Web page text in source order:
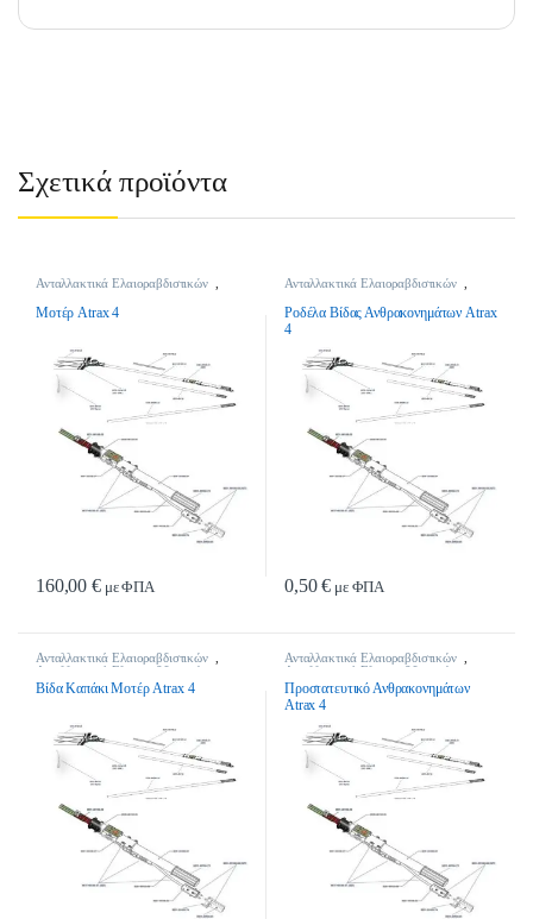
Σχετικά προϊόντα
Ανταλλακτικά Ελαιοραβδιστικών
Μοτέρ Atrax 4
160,00€με ΦΠΑ
Ανταλλακτικά Ελαιοραβδιστικών
Ροδέλα Βίδας Ανθρακονημάτων Atrax
4
0,50€ με ΦΠΑ
Ανταλλακτικά Ελαιοραβδιστικών ,
Ανταλλακτικά Ελαιοραβδιστικών
Βίδα Καπάκι Μοτέρ Atrax 4
Ανταλλακτικά Ελαιοραβδιστικών ,
Ανταλλακτικά Ελαιοραβδιστικών
Προστατευτικό Ανθρακονημάτων
Atrax 4